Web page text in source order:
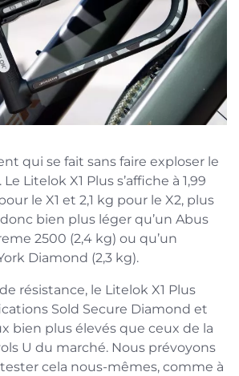
qui se fait sans faire exploser le
Litelok X1 Plus s’affiche à 1,99
le X1 et 2,1 kg pour le X2, plus
bien plus léger qu’un Abus
2500 (2,4 kg) ou qu’un
Diamond (2,3 kg).
résistance, le Litelok X1 Plus
Sold Secure Diamond et
bien plus élevés que ceux de la
U du marché. Nous prévoyons
cela nous-mêmes, comme à